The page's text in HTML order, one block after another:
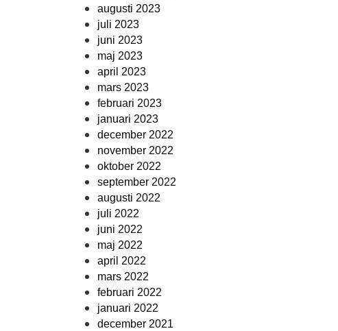
augusti 2023
juli 2023
juni 2023
maj 2023
april 2023
mars 2023
februari 2023
januari 2023
december 2022
november 2022
oktober 2022
september 2022
augusti 2022
juli 2022
juni 2022
maj 2022
april 2022
mars 2022
februari 2022
januari 2022
december 2021